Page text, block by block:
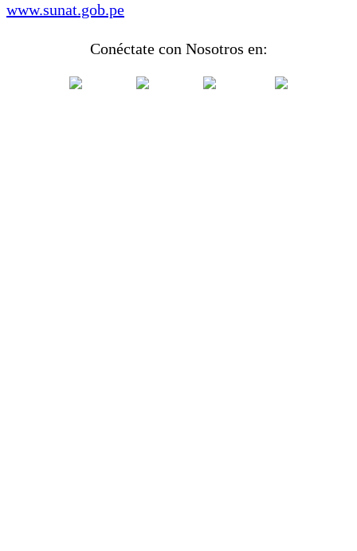
www.sunat.gob.pe
Conéctate con Nosotros en: